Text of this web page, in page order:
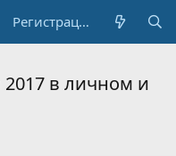
Регистрация
в личном и